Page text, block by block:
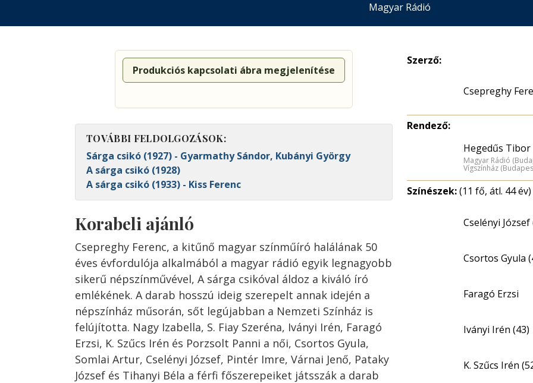
Magyar Rádió
Produkciós kapcsolati ábra megjelenítése
TOVÁBBI FELDOLGOZÁSOK:
Sárga csikó (1927) - Gyarmathy Sándor, Kubányi György
A sárga csikó (1928)
A sárga csikó (1933) - Kiss Ferenc
Korabeli ajánló
Csepreghy Ferenc, a kitűnő magyar színműíró halálának 50
éves évfordulója alkalmából a magyar rádió egyik legnagyobb
sikerű népszínművével, A sárga csikóval áldoz a kiváló író
emlékének. A darab hosszú ideig szerepelt annak idején a
népszínház műsorán, sőt legújabban a Nemzeti Színház is
felújította. Nagy Izabella, S. Fiay Szeréna, Iványi Irén, Faragó
Erzsi, K. Szűcs Irén és Porzsolt Panni a női, Csortos Gyula,
Somlai Artur, Cselényi József, Pintér Imre, Várnai Jenő, Pataky
József és Tihanyi Béla a férfi főszerepeiket játsszák a darab
Szerző:
Csepreghy
Rendező:
Hegedűs Tibor
Magyar Rádió
Vígszínház
Színészek:(11 fő, átl. 44 év)
Cselényi József
Csortos Gyula
Faragó Erzsi
Iványi Irén (43)
K. Szűcs Irén